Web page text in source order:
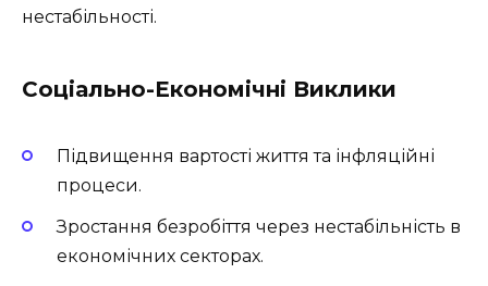
нестабільності.
Соціально-Економічні Виклики
Підвищення вартості життя та інфляційні
процеси.
Зростання безробіття через нестабільність в
економічних секторах.